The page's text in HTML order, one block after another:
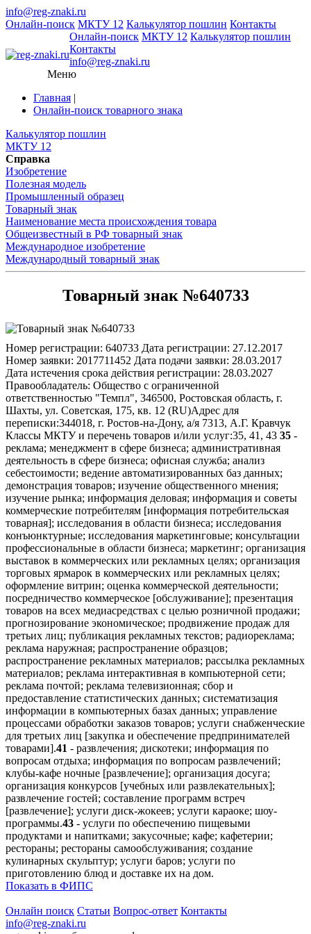
info@reg-znaki.ru
Онлайн-поиск МКТУ 12 Калькулятор пошлин Контакты
Онлайн-поиск МКТУ 12 Калькулятор пошлин
Контакты
info@reg-znaki.ru
Меню
Главная |
Онлайн-поиск товарного знака
Калькулятор пошлин
МКТУ 12
Справка
Изобретение
Полезная модель
Промышленный образец
Товарный знак
Наименование места происхождения товара
Общеизвестный в РФ товарный знак
Международное изобретение
Международный товарный знак
Товарный знак №640733
Номер регистрации: 640733 Дата регистрации: 27.12.2017
Номер заявки: 2017711452 Дата подачи заявки: 28.03.2017
Дата истечения срока действия регистрации: 28.03.2027
Правообладатель: Общество с ограниченной
ответственностью "Темпл", 346500, Ростовская область, г.
Шахты, ул. Советская, 175, кв. 12 (RU)Адрес для
переписки:344018, г. Ростов-на-Дону, а/я 7313, А.Г. Кравчук
Классы МКТУ и перечень товаров и/или услуг:35, 41, 43 35 -
реклама; менеджмент в сфере бизнеса; административная
деятельность в сфере бизнеса; офисная служба; анализ
себестоимости; ведение автоматизированных баз данных;
демонстрация товаров; изучение общественного мнения;
изучение рынка; информация деловая; информация и советы
коммерческие потребителям [информация потребительская
товарная]; исследования в области бизнеса; исследования
конъюнктурные; исследования маркетинговые; консультации
профессиональные в области бизнеса; маркетинг; организация
выставок в коммерческих или рекламных целях; организация
торговых ярмарок в коммерческих или рекламных целях;
оформление витрин; оценка коммерческой деятельности;
посредничество коммерческое [обслуживание]; презентация
товаров на всех медиасредствах с целью розничной продажи;
прогнозирование экономическое; продвижение продаж для
третьих лиц; публикация рекламных текстов; радиореклама;
реклама наружная; распространение образцов;
распространение рекламных материалов; рассылка рекламных
материалов; реклама интерактивная в компьютерной сети;
реклама почтой; реклама телевизионная; сбор и
предоставление статистических данных; систематизация
информации в компьютерных базах данных; управление
процессами обработки заказов товаров; услуги снабженческие
для третьих лиц [закупка и обеспечение предпринимателей
товарами].41 - развлечения; дискотеки; информация по
вопросам отдыха; информация по вопросам развлечений;
клубы-кафе ночные [развлечение]; организация досуга;
организация конкурсов [учебных или развлекательных];
развлечение гостей; составление программ встреч
[развлечение]; услуги диск-жокеев; услуги караоке; шоу-
программы.43 - услуги по обеспечению пищевыми
продуктами и напитками; закусочные; кафе; кафетерии;
рестораны; рестораны самообслуживания; создание
кулинарных скульптур; услуги баров; услуги по
приготовлению блюд и доставке их на дом.
Показать в ФИПС
Онлайн поиск Статьи Вопрос-ответ Контакты
info@reg-znaki.ru